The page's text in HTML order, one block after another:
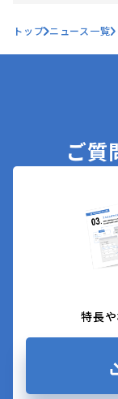
トップ ニュース一覧
ご質
特長